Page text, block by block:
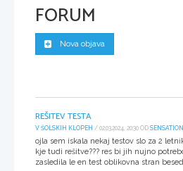
FORUM
Nova objava
REŠITEV TESTA
V ŠOLSKIH KLOPEH / 02.03.2024, 20:30 OD
ojla sem iskala nekaj testov slo za 2
kje tudi rešitve??? res bi jih nujno
zasledila le en test oblikovna stran